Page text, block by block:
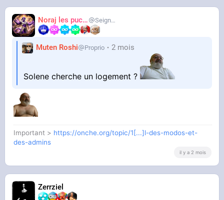
bref...
Noraj les pucix SeigneurCooler
Muten Roshi Proprio 2 mois
Solene cherche un logement ?
Important > https://onche.org/topic/1[...]l-des-modos-et-
des-admins
il y a 2 mois
Zerrziel